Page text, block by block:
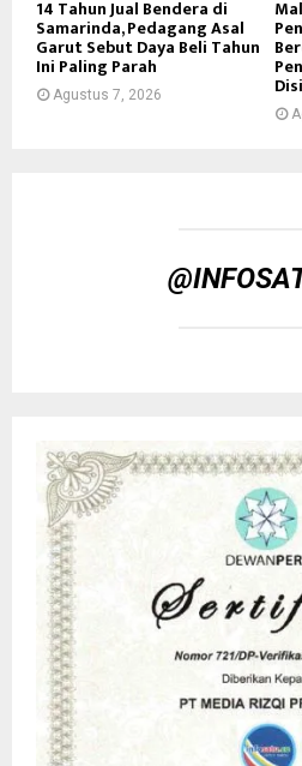
14 Tahun Jual Bendera di
Samarinda, Pedagang Asal
Garut Sebut Daya Beli Tahun
Ini Paling Parah
Agustus 7, 2026